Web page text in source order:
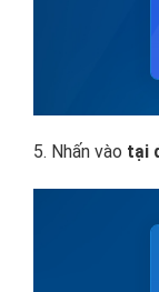
5. Nhấn vào tại